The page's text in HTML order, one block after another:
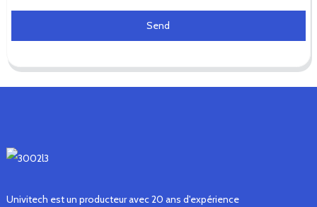
Send
Univitech est un producteur avec 20 ans d'expérience